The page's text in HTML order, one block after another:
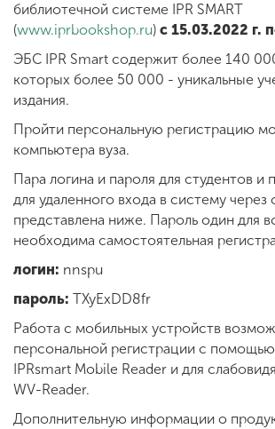
Приемная
комиссия
+7 (831) 262-26-20
библиотечной системе IPR SMART
(www.iprbookshop.ru) c 15.03.2022 г.
ЭБС IPR Smart содержит более 140
которых более 50 000 - уникальные
издания.
Пройти персональную регистрацию
компьютера вуза.
Пара логина и пароля для студентов и
для удаленного входа в систему через
представлена ниже. Пароль один для
необходима самостоятельная
логин: nnspu
пароль: TXyExDD8fr
Работа с мобильных устройств
персональной регистрации с
IPRsmart Mobile Reader и для
WV-Reader.
Дополнительную информации о